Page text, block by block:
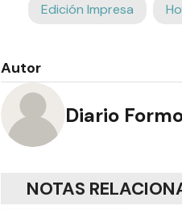
Edición Impresa
Autor
Diario
NOTAS